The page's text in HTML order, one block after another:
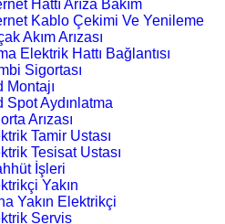
Hattı Arıza Bakım
Kablo Çekimi Ve Yenileme
Akım Arızası
Elektrik Hattı Bağlantısı
Sigortası
Montajı
Spot Aydınlatma
Arızası
Tamir Ustası
Tesisat Ustası
İşleri
Yakın
Yakın Elektrikçi
Servis